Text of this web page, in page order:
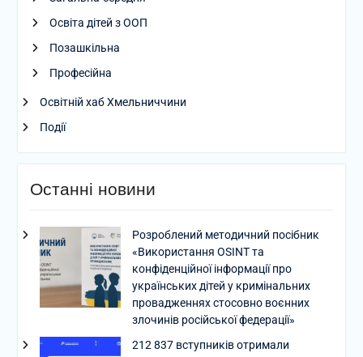
Освіта дітей з ООП
Позашкільна
Професійна
Освітній хаб Хмельниччини
Події
Останні новини
Розроблений методичний посібник
«Використання OSINT та
конфіденційної інформації про
українських дітей у кримінальних
провадженнях стосовно воєнних
злочинів російської федерації»
212 837 вступників отримали